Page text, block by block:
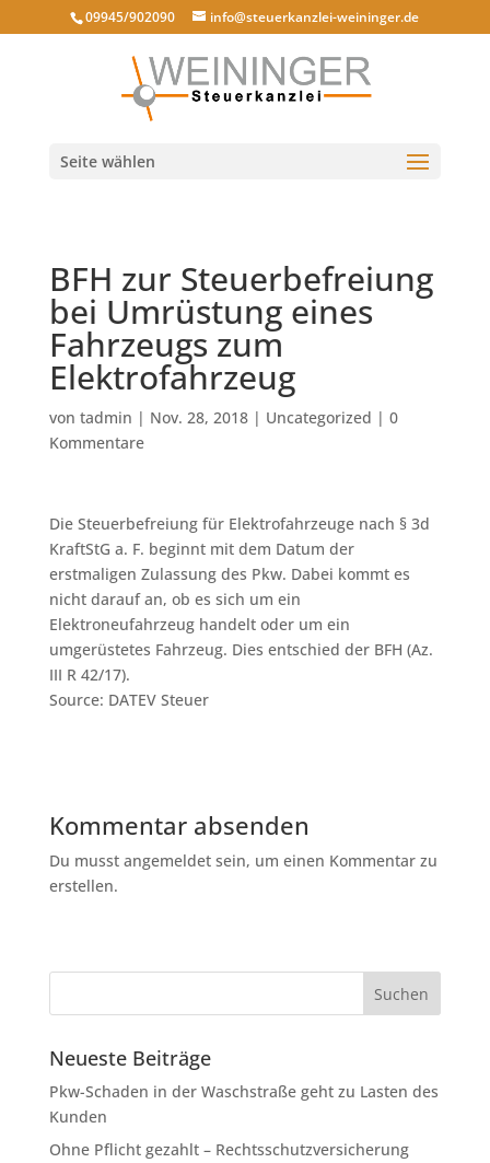
09945/902090 info@steuerkanzlei-weininger.de
Seite wählen
BFH zur Steuerbefreiung
bei Umrüstung eines
Fahrzeugs zum
Elektrofahrzeug
von tadmin | Nov. 28, 2018| Uncategorized | 0
Kommentare
Die Steuerbefreiung für Elektrofahrzeuge nach § 3d
KraftStG a. F. beginnt mit dem Datum der
erstmaligen Zulassung des Pkw. Dabei kommt es
nicht darauf an, ob es sich um ein
Elektroneufahrzeug handelt oder um ein
umgerüstetes Fahrzeug. Dies entschied der BFH (Az.
III R 42/17).
Source: DATEV Steuer
Kommentar absenden
Du musst angemeldet sein, um einen Kommentar zu
erstellen.
Neueste Beiträge
Pkw-Schaden in der Waschstraße geht zu Lasten des
Kunden
Ohne Pflicht gezahlt – Rechtsschutzversicherung